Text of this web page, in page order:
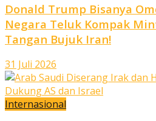
Donald Trump Bisanya
Negara Teluk Kompak
Tangan Bujuk Iran!
31 Juli 2026
Internasional